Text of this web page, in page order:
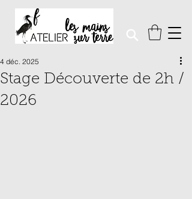
Stage Découverte de 2h /
2026
4 déc. 2025